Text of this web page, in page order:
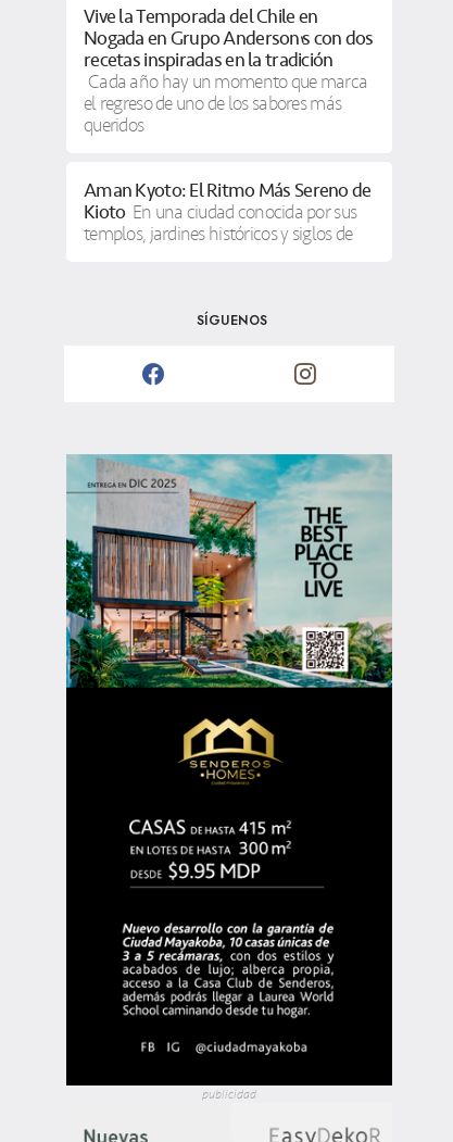
Vive la Temporada del Chile en
Nogada en Grupo Anderson’s con dos
recetas inspiradas en la tradición
Cada año hay un momento que marca
el regreso de uno de los sabores más
queridos
Aman Kyoto: El Ritmo Más Sereno de
Kioto En una ciudad conocida por sus
templos, jardines históricos y siglos de
SÍGUENOS
publicidad